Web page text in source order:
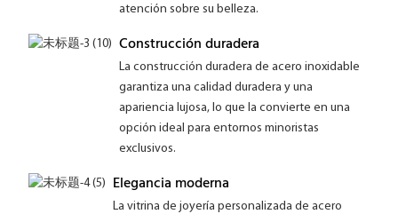
atención sobre su belleza.
Construcción duradera
La construcción duradera de acero inoxidable
garantiza una calidad duradera y una
apariencia lujosa, lo que la convierte en una
opción ideal para entornos minoristas
exclusivos.
Elegancia moderna
La vitrina de joyería personalizada de acero